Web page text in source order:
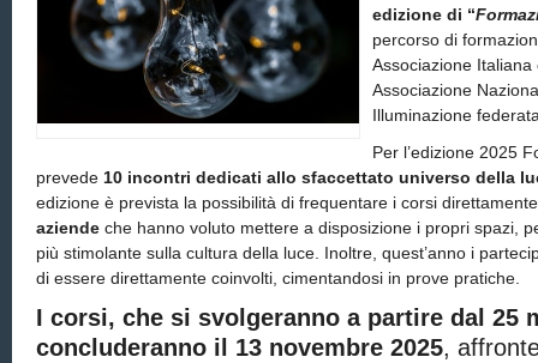
edizione di “
percorso di
Associazione
Associazione
Illuminazione
Per l’edizione 2025
prevede 10 incontri dedicati allo sfaccettato universo della
edizione è prevista la possibilità di frequentare i corsi
aziende che hanno voluto mettere a disposizione i propri spazi,
più stimolante sulla cultura della luce. Inoltre, quest’anno i
di essere direttamente coinvolti, cimentandosi in prove pratiche.
I corsi, che si svolgeranno a partire dal 25
concluderanno il 13 novembre 2025,